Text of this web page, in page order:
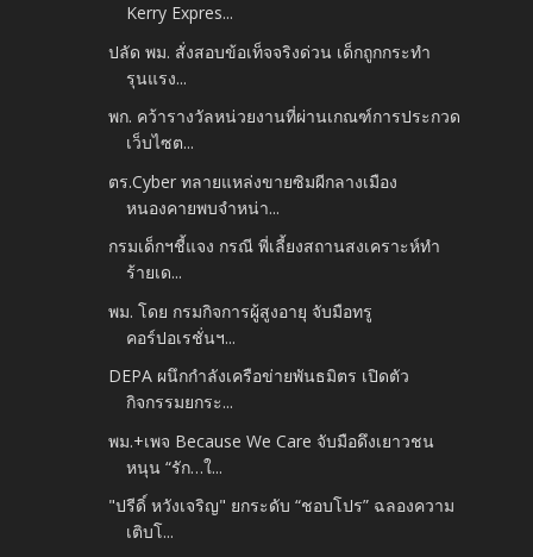
Kerry Expres...
ปลัด พม. สั่งสอบข้อเท็จจริงด่วน เด็กถูกกระทำ
รุนแรง...
พก. คว้ารางวัลหน่วยงานที่ผ่านเกณฑ์การประกวด
เว็บไซต...
ตร.Cyber ทลายแหล่งขายซิมผีกลางเมือง
หนองคายพบจำหน่า...
กรมเด็กฯชี้แจง กรณี พี่เลี้ยงสถานสงเคราะห์ทำ
ร้ายเด...
พม. โดย กรมกิจการผู้สูงอายุ จับมือทรู
คอร์ปอเรชั่นฯ...
DEPA ผนึกกำลังเครือข่ายพันธมิตร เปิดตัว
กิจกรรมยกระ...
พม.+เพจ Because We Care จับมือดึงเยาวชน
หนุน “รัก…ใ...
"ปรีดิ์ หวังเจริญ" ยกระดับ “ชอบโปร” ฉลองความ
เติบโ...